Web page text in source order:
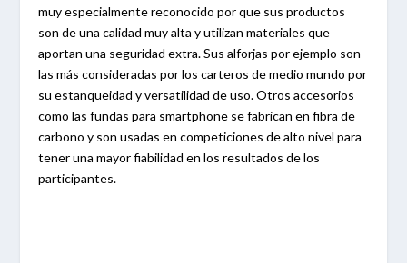
muy especialmente reconocido por que sus productos
son de una calidad muy alta y utilizan materiales que
aportan una seguridad extra. Sus alforjas por ejemplo son
las más consideradas por los carteros de medio mundo por
su estanqueidad y versatilidad de uso. Otros accesorios
como las fundas para smartphone se fabrican en fibra de
carbono y son usadas en competiciones de alto nivel para
tener una mayor fiabilidad en los resultados de los
participantes.